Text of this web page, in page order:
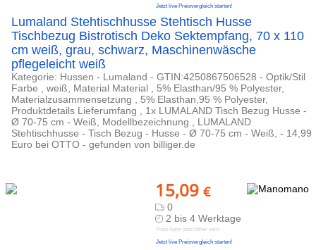
Jetzt live Preisvergleich starten!
Lumaland Stehtischhusse Stehtisch Husse
Tischbezug Bistrotisch Deko Sektempfang, 70 x 110
cm weiß, grau, schwarz, Maschinenwäsche
pflegeleicht weiß
Kategorie: Hussen - Lumaland - GTIN:4250867506528 - Optik/Stil
Farbe , weiß, Material Material , 5% Elasthan/95 % Polyester,
Materialzusammensetzung , 5% Elasthan,95 % Polyester,
Produktdetails Lieferumfang , 1x LUMALAND Tisch Bezug Husse -
Ø 70-75 cm - Weiß, Modellbezeichnung , LUMALAND
Stehtischhusse - Tisch Bezug - Husse - Ø 70-75 cm - Weiß, - 14,99
Euro bei OTTO - gefunden von billiger.de
15,09 €
0
2 bis 4 Werktage
Preis kann jetzt höher sein
Jetzt live Preisvergleich starten!